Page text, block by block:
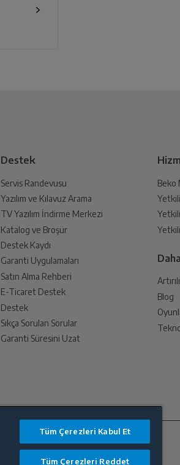
Destek
Servis Randevusu
Yazılım ve Kılavuz Arama
TV Yazılım İndirme Merkezi
Katalog ve Broşür
Destek Kaydı
Garanti Uygulamaları
Satın Alma Rehberi
E-Ticaret Destek
Destek
Sıkça Sorulan Sorular
Garanti Süresini Uzat
Beko
Yetkili
Blog
Tüm Çerezleri Kabul Et
Tüm Çerezleri Reddet